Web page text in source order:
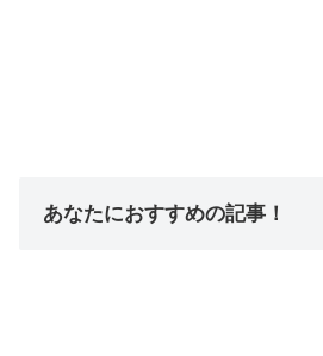
あなたにおすすめの記事！